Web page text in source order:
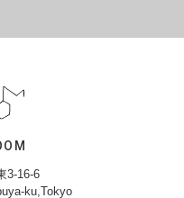
3-16-6
ku,Tokyo